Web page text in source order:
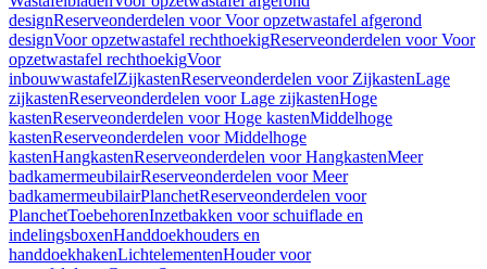
designReserveonderdelen voor Voor opzetwastafel afgerond
designVoor opzetwastafel rechthoekigReserveonderdelen voor Voor
opzetwastafel rechthoekigVoor
inbouwwastafelZijkastenReserveonderdelen voor ZijkastenLage
zijkastenReserveonderdelen voor Lage zijkastenHoge
kastenReserveonderdelen voor Hoge kastenMiddelhoge
kastenReserveonderdelen voor Middelhoge
kastenHangkastenReserveonderdelen voor HangkastenMeer
badkamermeubilairReserveonderdelen voor Meer
badkamermeubilairPlanchetReserveonderdelen voor
PlanchetToebehorenInzetbakken voor schuiflade en
indelingsboxenHanddoekhouders en
handdoekhakenLichtelementenHouder voor